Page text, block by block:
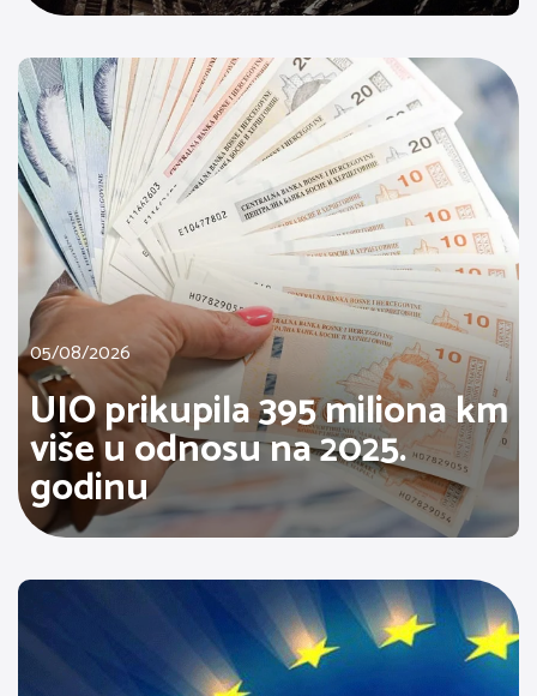
05/08/2026
UIO prikupila 395 miliona km
više u odnosu na 2025.
godinu